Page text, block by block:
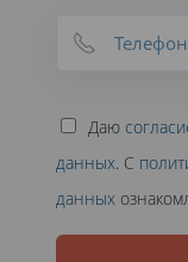
Даю
данных. С
данных